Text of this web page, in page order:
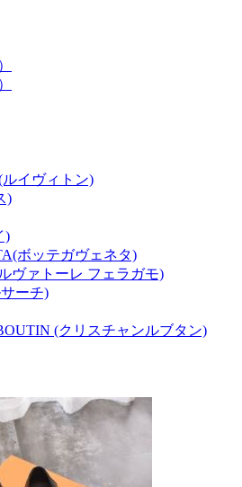
イヴィトン)
)
)
ボッテガヴェネタ)
ヴァトーレ フェラガモ)
ーチ)
(クリスチャンルブタン)